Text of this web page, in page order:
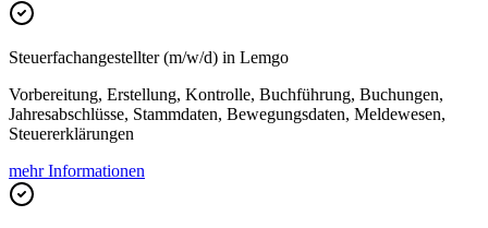
Steuerfachangestellter (m/w/d) in Lemgo
Vorbereitung, Erstellung, Kontrolle, Buchführung, Buchungen,
Jahresabschlüsse, Stammdaten, Bewegungsdaten, Meldewesen,
Steuererklärungen
mehr Informationen